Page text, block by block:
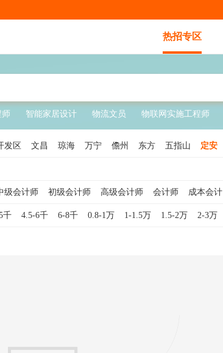
热招专区
智能家居设计 物流文员 物联网实施工程师
发区 文昌 琼海 万宁 儋州 东方 五指山 定安
级会计师 初级会计师 高级会计师 会计师 成本会计
会计助理 外勤会计 内账会计 会计主管 基金会计
千 4.5-6千 6-8千 0.8-1万 1-1.5万 1.5-2万 2-3万